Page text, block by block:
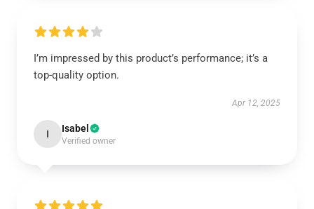
I’m impressed by this product’s performance; it’s a
top-quality option.
Apr 12, 2025
I Isabel
Verified owner